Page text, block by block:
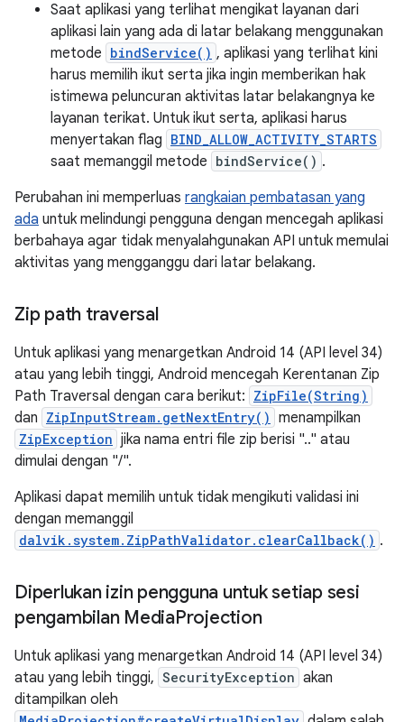
Saat aplikasi yang terlihat mengikat layanan dari
aplikasi lain yang ada di latar belakang menggunakan
metode bindService() , aplikasi yang terlihat kini
harus memilih ikut serta jika ingin memberikan hak
istimewa peluncuran aktivitas latar belakangnya ke
layanan terikat. Untuk ikut serta, aplikasi harus
menyertakan flag BIND_ALLOW_ACTIVITY_STARTS
saat memanggil metode bindService() .
Perubahan ini memperluas rangkaian pembatasan yang
ada untuk melindungi pengguna dengan mencegah aplikasi
berbahaya agar tidak menyalahgunakan API untuk memulai
aktivitas yang mengganggu dari latar belakang.
Zip path traversal
Untuk aplikasi yang menargetkan Android 14 (API level 34)
atau yang lebih tinggi, Android mencegah Kerentanan Zip
Path Traversal dengan cara berikut: ZipFile(String)
dan ZipInputStream.getNextEntry() menampilkan
ZipException jika nama entri file zip berisi ".." atau
dimulai dengan "/".
Aplikasi dapat memilih untuk tidak mengikuti validasi ini
dengan memanggil
dalvik.system.ZipPathValidator.clearCallback() .
Diperlukan izin pengguna untuk setiap sesi
pengambilan MediaProjection
Untuk aplikasi yang menargetkan Android 14 (API level 34)
atau yang lebih tinggi, SecurityException akan
ditampilkan oleh